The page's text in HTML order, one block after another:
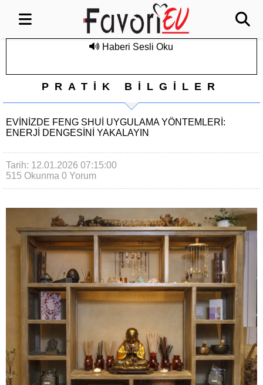
Haberi Sesli Oku
PRATİK BİLGİLER
EVINIZDE FENG SHUI UYGULAMA YÖNTEMLERI:
ENERJI DENGESINI YAKALAYIN
Tarih: 12.01.2026 07:15:00
515 Okunma 0 Yorum